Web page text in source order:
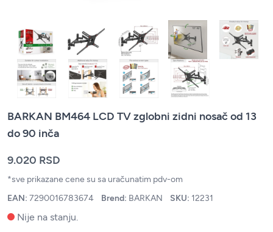
BARKAN BM464 LCD TV zglobni zidni nosač od 13
do 90 inča
9.020 RSD
*sve prikazane cene su sa uračunatim pdv-om
EAN: 7290016783674 Brend: BARKAN SKU: 12231
Nije na stanju.